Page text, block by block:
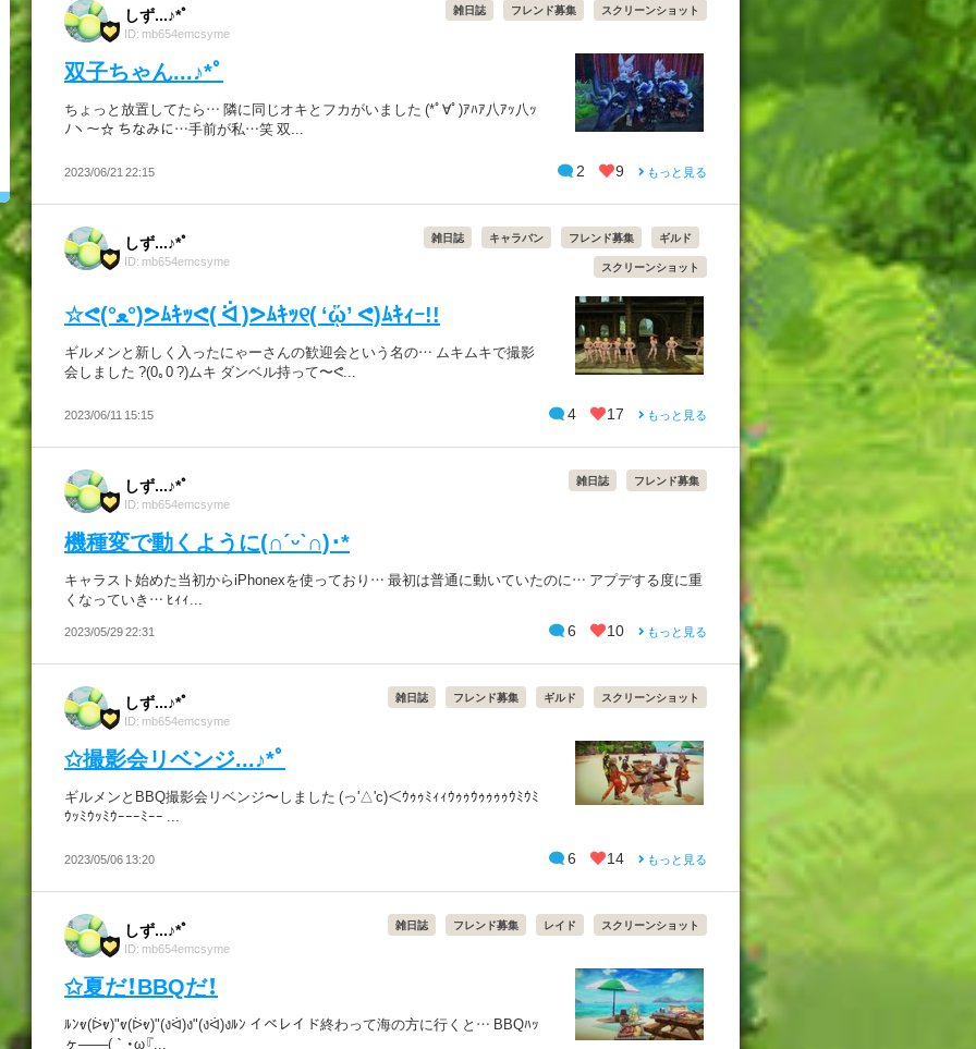
しず...♪*ﾟ
ID: mb654emcsyme
雑日誌 フレンド募集 スクリーンショット
双子ちゃん...♪*ﾟ
ちょっと放置してたら… 隣に同じオキとフカがいました (*ﾟ∀ﾟ)ｱﾊｱ八ｱｯ八ｯ
ﾉヽ～☆ ちなみに…手前が私…笑 双...
2023/06/21 22:15 2 9 もっと見る
しず...♪*ﾟ
ID: mb654emcsyme
雑日誌 キャラバン フレンド募集
ギルド
スクリーンショット
☆ᕙ(°ﻌ°)ᕗﾑｷｯᕙ( ᐛ )ᕗﾑｷｯ୧( ‘ᾥ’ ᕙ)ﾑｷｨｰ!!
ギルメンと新しく入ったにゃーさんの歓迎会という名の… ムキムキで撮影
会しました ?(0｡0 ?)ムキ ダンベル持って〜ᕙ...
2023/06/11 15:15 4 17 もっと見る
しず...♪*ﾟ
ID: mb654emcsyme
雑日誌 フレンド募集
機種変で動くように(∩ˊᵕˋ∩)･*
キャラスト始めた当初からiPhonexを使っており… 最初は普通に動いていたのに… アプデする度に重
くなっていき… ﾋｨｨ...
2023/05/29 22:31 6 10 もっと見る
しず...♪*ﾟ
ID: mb654emcsyme
雑日誌 フレンド募集 ギルド スクリーンショット
✩撮影会リベンジ...♪*ﾟ
ギルメンとBBQ撮影会リベンジ〜しました (っ'△'c)＜ｳｩｩﾐｨｨｳｩｩｳｩｩｩｩｳﾐｳﾐ
ｳｯﾐｳｯﾐｳｰｰｰﾐｰｰ ...
2023/05/06 13:20 6 14 もっと見る
しず...♪*ﾟ
ID: mb654emcsyme
雑日誌 フレンド募集 レイド スクリーンショット
✩夏だ！BBQだ！
ﾙﾝⱴ(ᐖⱴ)"ⱴ(ᐖⱴ)"(งᐛ)ง"(งᐛ)งﾙﾝ イベレイド終わって海の方に行くと… BBQﾊｯ
ヶ───(｀・ω『...